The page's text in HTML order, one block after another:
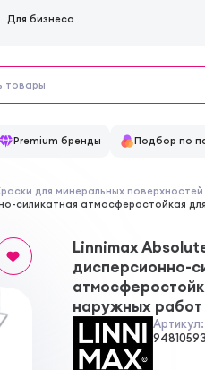
Для бизнеса
Premium бренды Подбор по
для минеральных поверхностей
силикатная атмосферостойкая
Linnimax
дисперсионно-
наружных работ
Артикул: